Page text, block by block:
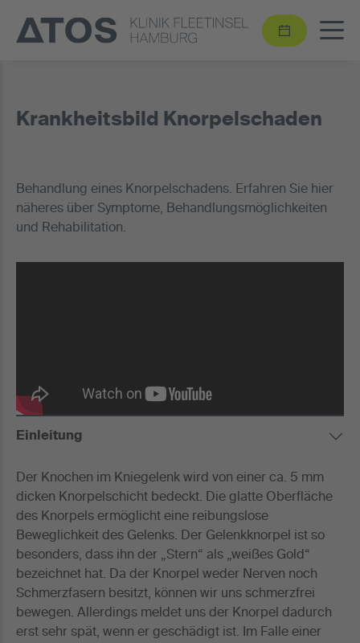
Krankheitsbild Knorpelschaden
Behandlung eines Knorpelschadens. Erfahren Sie hier
näheres über Symptome, Behandlungsmöglichkeiten
und Rehabilitation.
Einleitung
Der Knochen im Kniegelenk wird von einer ca. 5 mm
dicken Knorpelschicht bedeckt. Die glatte Oberfläche
des Knorpels ermöglicht eine reibungslose
Beweglichkeit des Gelenks. Der Gelenkknorpel ist so
besonders, dass ihn der „Stern“ als „weißes Gold“
bezeichnet hat. Da der Knorpel weder Nerven noch
Schmerzfasern besitzt, können wir uns schmerzfrei
bewegen. Allerdings meldet uns der Knorpel dadurch
erst sehr spät, wenn er geschädigt ist. Im Falle einer